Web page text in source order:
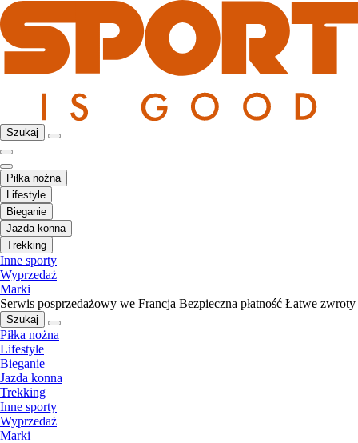
Szukaj
Piłka nożna
Lifestyle
Bieganie
Jazda konna
Trekking
Inne sporty
Wyprzedaż
Marki
Serwis posprzedażowy we Francja Bezpieczna płatność Łatwe zwroty
Szukaj
Piłka nożna
Lifestyle
Bieganie
Jazda konna
Trekking
Inne sporty
Wyprzedaż
Marki